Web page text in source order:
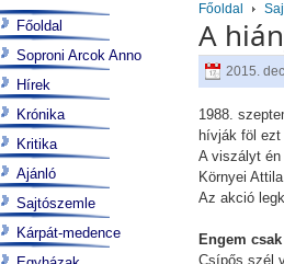
Főoldal
A
2015.
1988.
hívják föl
A viszályt
Környei
Az akció
Engem
Csípős szél
Főoldal
Soproni Arcok Anno
Hírek
Krónika
Kritika
Ajánló
Sajtószemle
Kárpát-medence